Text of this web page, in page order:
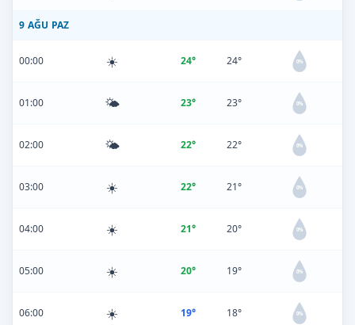
9 AĞU PAZ
00:00 ☀️ 24° 24° 0%
01:00 🌤️ 23° 23° 0%
02:00 🌤️ 22° 22° 0%
03:00 ☀️ 22° 21° 0%
04:00 ☀️ 21° 20° 0%
05:00 ☀️ 20° 19° 0%
06:00 ☀️ 19° 18° 0%